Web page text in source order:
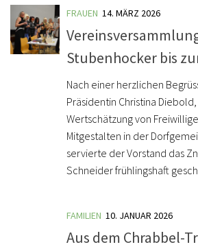
FRAUEN 14. MÄRZ 2026
Stubenhocker bis
Nach einer herzlichen
Präsidentin Christina
Wertschätzung von
Mitgestalten in der
servierte der Vorstand das
Schneider frühlingshaft
FAMILIEN 10. JANUAR 2026
Aus dem Chrabbel-